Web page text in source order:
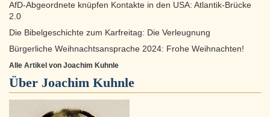
AfD-Abgeordnete knüpfen Kontakte in den USA: Atlantik-Brücke
2.0
Die Bibelgeschichte zum Karfreitag: Die Verleugnung
Bürgerliche Weihnachtsansprache 2024: Frohe Weihnachten!
Alle Artikel von Joachim Kuhnle
Über Joachim Kuhnle